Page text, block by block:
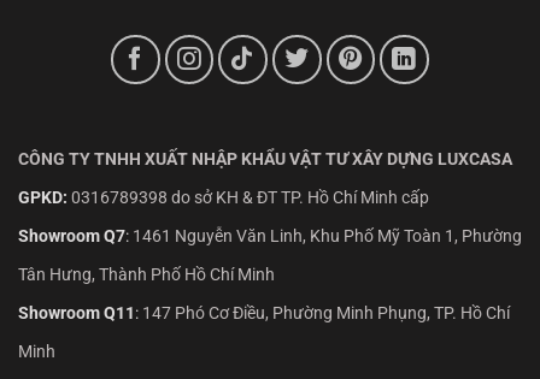
CÔNG TY TNHH XUẤT NHẬP KHẨU VẬT TƯ XÂY DỰNG LUXCASA
GPKD: 0316789398 do sở KH & ĐT TP. Hồ Chí Minh cấp
Showroom Q7: 1461 Nguyễn Văn Linh, Khu Phố Mỹ Toàn 1, Phường
Tân Hưng, Thành Phố Hồ Chí Minh
Showroom Q11: 147 Phó Cơ Điều, Phường Minh Phụng, TP. Hồ Chí
Minh